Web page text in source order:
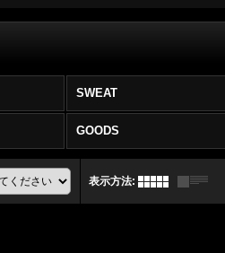
SWEAT
GOODS
表示方法: